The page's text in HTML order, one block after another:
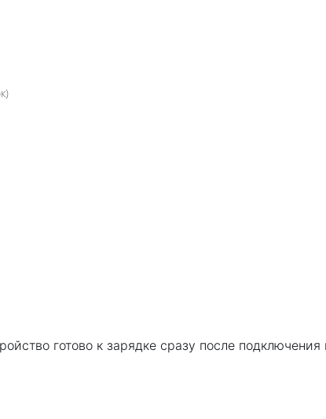
готово к зарядке сразу после подключения